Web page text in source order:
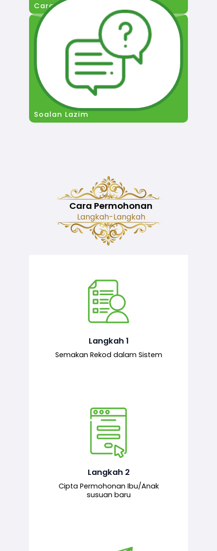
Cara Permohonan
Soalan Lazim
Cara Permohonan
Langkah-Langkah
Langkah 1
Semakan Rekod dalam Sistem
Semakan ke atas sejarah permohonan
yang pernah dibuat oleh pemohon,
Langkah 2
Cipta Permohonan Ibu/Anak
susuan baru
Pemohon mengisi borang
permohonan bagi pendaftaran
baharu melalui sistem.